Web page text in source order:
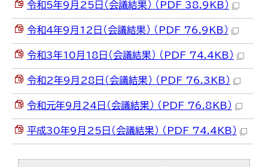
令和5年9月25日（会議結果） （PDF 38.9KB）
令和4年9月12日（会議結果） （PDF 76.9KB）
令和3年10月18日（会議結果） （PDF 74.4KB）
令和2年9月28日（会議結果） （PDF 76.3KB）
令和元年9月24日（会議結果） （PDF 76.8KB）
平成30年9月25日（会議結果） （PDF 74.4KB）